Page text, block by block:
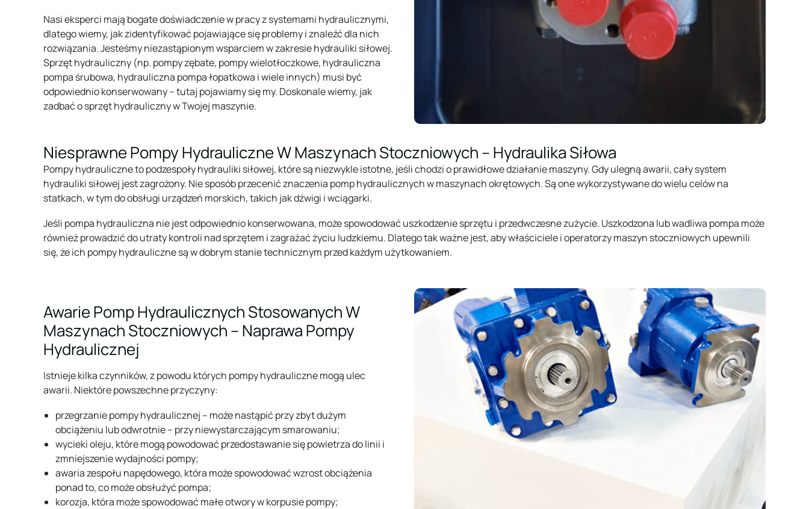
Nasi eksperci mają bogate doświadczenie w pracy z systemami hydraulicznymi,
dlatego wiemy, jak zidentyfikować pojawiające się problemy i znaleźć dla nich
rozwiązania. Jesteśmy niezastąpionym wsparciem w zakresie hydrauliki siłowej.
Sprzęt hydrauliczny (np. pompy zębate, pompy wielotłoczkowe, hydrauliczna
pompa śrubowa, hydrauliczna pompa łopatkowa i wiele innych) musi być
odpowiednio konserwowany – tutaj pojawiamy się my. Doskonale wiemy, jak
zadbać o sprzęt hydrauliczny w Twojej maszynie.
Niesprawne Pompy Hydrauliczne W Maszynach Stoczniowych – Hydraulika Siłowa
Pompy hydrauliczne to podzespoły hydrauliki siłowej, które są niezwykle istotne, jeśli chodzi o prawidłowe działanie maszyny. Gdy ulegną awarii, cały system
hydrauliki siłowej jest zagrożony. Nie sposób przecenić znaczenia pomp hydraulicznych w maszynach okrętowych. Są one wykorzystywane do wielu celów na
statkach, w tym do obsługi urządzeń morskich, takich jak dźwigi i wciągarki.
Jeśli pompa hydrauliczna nie jest odpowiednio konserwowana, może spowodować uszkodzenie sprzętu i przedwczesne zużycie. Uszkodzona lub wadliwa pompa może
również prowadzić do utraty kontroli nad sprzętem i zagrażać życiu ludzkiemu. Dlatego tak ważne jest, aby właściciele i operatorzy maszyn stoczniowych upewnili
się, że ich pompy hydrauliczne są w dobrym stanie technicznym przed każdym użytkowaniem.
Awarie Pomp Hydraulicznych Stosowanych W
Maszynach Stoczniowych – Naprawa Pompy
Hydraulicznej
Istnieje kilka czynników, z powodu których pompy hydrauliczne mogą ulec
awarii. Niektóre powszechne przyczyny:
przegrzanie pompy hydraulicznej – może nastąpić przy zbyt dużym
obciążeniu lub odwrotnie – przy niewystarczającym smarowaniu;
wycieki oleju, które mogą powodować przedostawanie się powietrza do linii i
zmniejszenie wydajności pompy;
awaria zespołu napędowego, która może spowodować wzrost obciążenia
ponad to, co może obsłużyć pompa;
korozja, która może spowodować małe otwory w korpusie pompy;